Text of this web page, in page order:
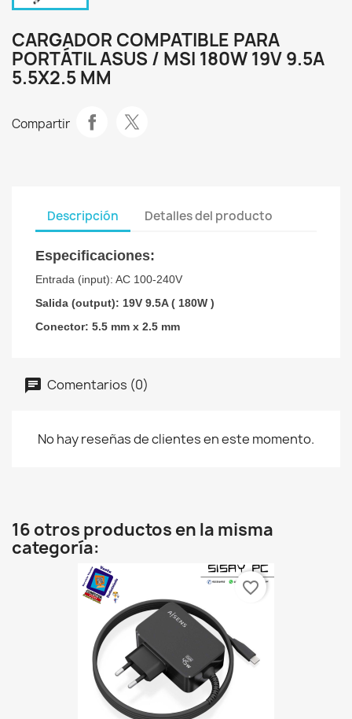
CARGADOR COMPATIBLE PARA
PORTÁTIL ASUS / MSI 180W 19V 9.5A
5.5X2.5 MM
Compartir
Descripción Detalles del producto
Especificaciones:
Entrada (input): AC 100-240V
Salida (output): 19V 9.5A ( 180W )
Conector: 5.5 mm x 2.5 mm
Comentarios (0)
No hay reseñas de clientes en este momento.
16 otros productos en la misma
categoría:
favorite_border